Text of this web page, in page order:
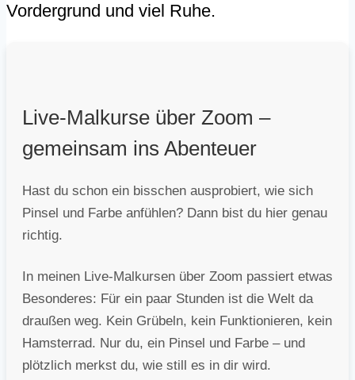
Vordergrund und viel Ruhe.
Live-Malkurse über Zoom –
gemeinsam ins Abenteuer
Hast du schon ein bisschen ausprobiert, wie sich
Pinsel und Farbe anfühlen? Dann bist du hier genau
richtig.
In meinen Live-Malkursen über Zoom passiert etwas
Besonderes: Für ein paar Stunden ist die Welt da
draußen weg. Kein Grübeln, kein Funktionieren, kein
Hamsterrad. Nur du, ein Pinsel und Farbe – und
plötzlich merkst du, wie still es in dir wird.